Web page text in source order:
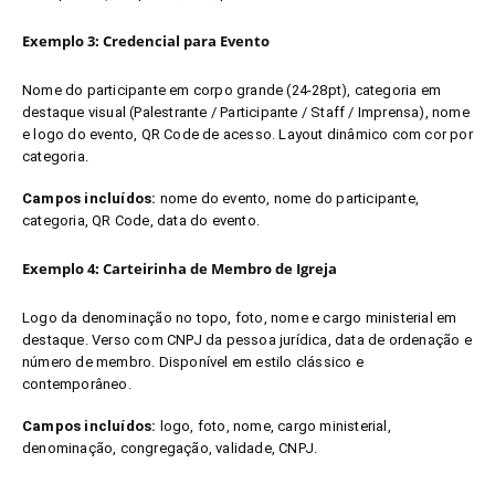
Exemplo 3: Credencial para Evento
Nome do participante em corpo grande (24-28pt), categoria em
destaque visual (Palestrante / Participante / Staff / Imprensa), nome
e logo do evento, QR Code de acesso. Layout dinâmico com cor por
categoria.
Campos incluídos: nome do evento, nome do participante,
categoria, QR Code, data do evento.
Exemplo 4: Carteirinha de Membro de Igreja
Logo da denominação no topo, foto, nome e cargo ministerial em
destaque. Verso com CNPJ da pessoa jurídica, data de ordenação e
número de membro. Disponível em estilo clássico e
contemporâneo.
Campos incluídos: logo, foto, nome, cargo ministerial,
denominação, congregação, validade, CNPJ.